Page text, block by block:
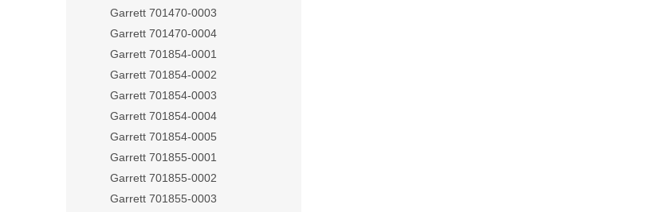
Garrett 701470-0003
Garrett 701470-0004
Garrett 701854-0001
Garrett 701854-0002
Garrett 701854-0003
Garrett 701854-0004
Garrett 701854-0005
Garrett 701855-0001
Garrett 701855-0002
Garrett 701855-0003